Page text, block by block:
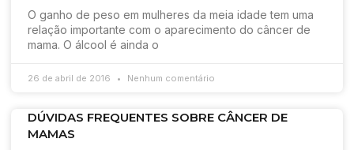
O ganho de peso em mulheres da meia idade tem uma
relação importante com o aparecimento do câncer de
mama. O álcool é ainda o
26 de abril de 2016 Nenhum comentário
DÚVIDAS FREQUENTES SOBRE CÂNCER DE
MAMAS